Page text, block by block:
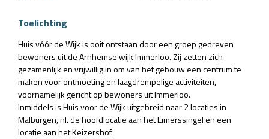
Toelichting
Huis vóór de Wijk is ooit ontstaan door een groep gedreven
bewoners uit de Arnhemse wijk Immerloo. Zij zetten zich
gezamenlijk en vrijwillig in om van het gebouw een centrum te
maken voor ontmoeting en laagdrempelige activiteiten,
voornamelijk gericht op bewoners uit Immerloo.
Inmiddels is Huis voor de Wijk uitgebreid naar 2 locaties in
Malburgen, nl. de hoofdlocatie aan het Eimerssingel en een
locatie aan het Keizershof.